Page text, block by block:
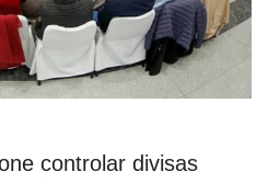
controlar divisas